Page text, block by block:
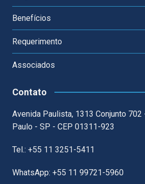
Benefícios
Requerimento
Associados
Contato
Avenida Paulista, 1313 Conjunto 702
Paulo - SP - CEP 01311-923
Tel.: +55 11 3251-5411
WhatsApp: +55 11 99721-5960